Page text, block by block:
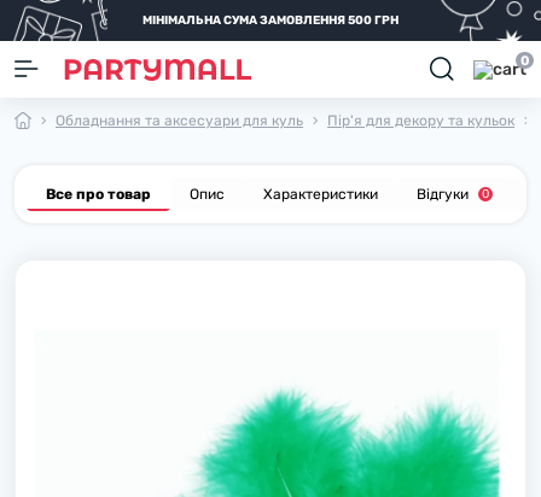
МІНІМАЛЬНА СУМА ЗАМОВЛЕННЯ 500 ГРН
0
Обладнання та аксесуари для куль Пір'я для декору та кульок
Все про товар Опис Характеристики Відгуки 0